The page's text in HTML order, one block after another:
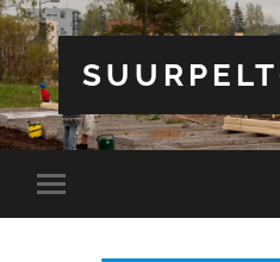
Toggle
mobile